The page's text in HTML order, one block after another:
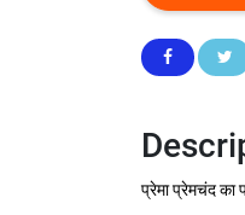
प्रेमा प्रेमचंद का